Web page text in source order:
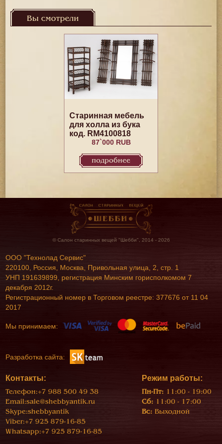
Вы смотрели
Старинная мебель
для холла из бука
код. RM4100818
87`000 RUB
подробнее
© Салон старинных вещей "Шебби", 2014 - 2026
ООО "Технолад Сервис"
220100, Россия, Москва, Привольная улица, 2, стр. 1
УНП 191639899, регистрация Минским горисполкомом 7
декабря 2012г.
Регистрационный номер в Торговом реестре: 377676 от 11 04
2017
Мы принимаем:
Разработка сайта:
Контакты:
Телефон:+7 988 500 49 38
Email:sale@shebbyantik.ru
Skype:shebbyantik
Viber:+7 925 879-16-85
Whatsapp:+7 925 879-16-85
Режим работы:
Пн-Пт: 11:00 - 19:00
Сб: 11:00 - 17:00
Вс: Выходной